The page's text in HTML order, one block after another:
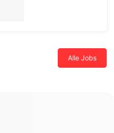
Alle Jobs